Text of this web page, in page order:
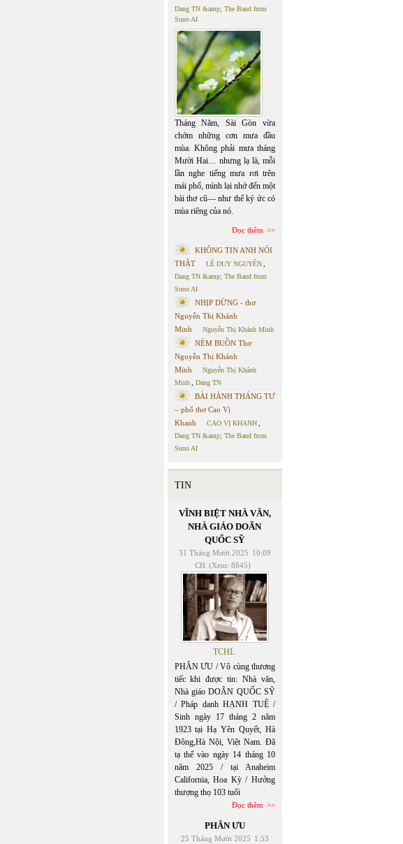
Dang TN &amp; The Band from
Suno AI
Tháng Năm, Sài Gòn vừa
chớm những cơn mưa đầu
mùa. Không phải mưa tháng
Mười Hai… nhưng lạ là, mỗi
lần nghe tiếng mưa rơi trên
mái phố, mình lại nhớ đến một
bài thơ cũ— như thể ký ức có
mùa riêng của nó.
Đọc thêm
KHÔNG TIN ANH NÓI
THẬT
LÊ DUY NGUYÊN
Dang TN &amp; The Band from
Suno AI
NHỊP DỪNG - thơ
Nguyễn Thị Khánh
Minh
Nguyễn Thị Khánh Minh
NÉM BUỒN Thơ
Nguyễn Thị Khánh
Minh
Nguyễn Thị Khánh
Minh
Dang TN
BÀI HÀNH THÁNG TƯ
– phổ thơ Cao Vị
Khanh
CAO VỊ KHANH
Dang TN &amp; The Band from
Suno AI
TIN
VĨNH BIỆT NHÀ VĂN,
NHÀ GIÁO DOÃN
QUỐC SỸ
31 Tháng Mười 2025 10:09
CH (Xem: 8845)
TCHL
PHÂN ƯU / Vô cùng thương
tiếc khi được tin: Nhà văn,
Nhà giáo DOÃN QUỐC SỸ
/ Pháp danh HẠNH TUỆ /
Sinh ngày 17 tháng 2 năm
1923 tại Hạ Yên Quyết, Hà
Đông,Hà Nội, Việt Nam. Đã
tạ thế vào ngày 14 tháng 10
năm 2025 / tại Anaheim
California, Hoa Kỳ / Hưởng
thượng thọ 103 tuổi
Đọc thêm
PHÂN ƯU
25 Tháng Mười 2025 1:53